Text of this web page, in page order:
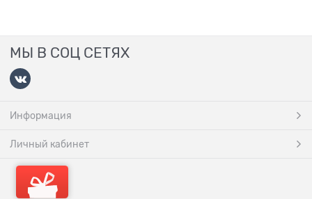
МЫ В СОЦ СЕТЯХ
Информация
Личный кабинет